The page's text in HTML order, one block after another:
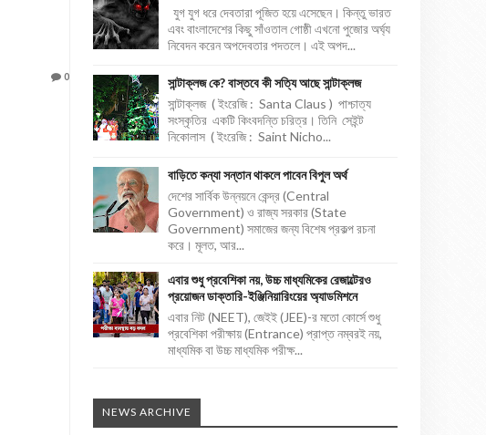
0
যুগ যুগ ধরে দেবতারা পূজিত হয়ে এসেছেন। কিন্তু ভারত
এবং বাংলাদেশের কিছু সাঁওতাল গোষ্ঠী এখনো পুজোর অর্ঘ্য
নিবেদন করেন অপদেবতার পদতলে। এই অপদ...
সান্টাক্লজ কে? বাস্তবে কী সত্যি আছে সান্টাক্লজ
সান্টাক্লজ ( ইংরেজি : Santa Claus ) পাশ্চাত্য
সংস্কৃতির একটি কিংবদন্তি চরিত্র। তিনি সেইন্ট
নিকোলাস ( ইংরেজি : Saint Nicho...
বাড়িতে কন্যা সন্তান থাকলে পাবেন বিপুল অর্থ
দেশের সার্বিক উন্নয়নে কেন্দ্র (Central
Government) ও রাজ্য সরকার (State
Government) সমাজের জন্য বিশেষ প্রকল্প রচনা
করে। মূলত, আর...
এবার শুধু প্রবেশিকা নয়, উচ্চ মাধ্যমিকের রেজাল্টেরও
প্রয়োজন ডাক্তারি-ইঞ্জিনিয়ারিংয়ের অ্যাডমিশনে
এবার নিট (NEET), জেইই (JEE)-র মতো কোর্সে শুধু
প্রবেশিকা পরীক্ষায় (Entrance) প্রাপ্ত নম্বরই নয়,
মাধ্যমিক বা উচ্চ মাধ্যমিক পরীক্ষ...
NEWS ARCHIVE